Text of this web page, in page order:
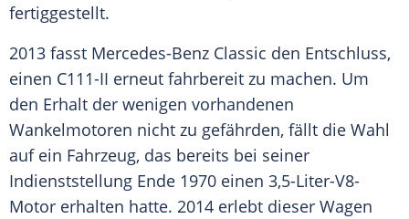
fertiggestellt.
2013 fasst Mercedes-Benz Classic den Entschluss,
einen C111-II erneut fahrbereit zu machen. Um
den Erhalt der wenigen vorhandenen
Wankelmotoren nicht zu gefährden, fällt die Wahl
auf ein Fahrzeug, das bereits bei seiner
Indienststellung Ende 1970 einen 3,5-Liter-V8-
Motor erhalten hatte. 2014 erlebt dieser Wagen